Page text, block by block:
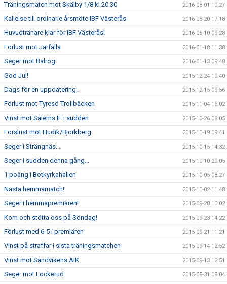
Träningsmatch mot Skälby 1/8 kl 20.30 2016-08-01 10:27
Kallelse till ordinarie årsmöte IBF Västerås 2016-05-20 17:18
Huvudtränare klar för IBF Västerås! 2016-05-10 09:28
Förlust mot Järfälla 2016-01-18 11:38
Seger mot Balrog 2016-01-13 09:48
God Jul! 2015-12-24 10:40
Dags för en uppdatering.. 2015-12-15 09:56
Förlust mot Tyresö Trollbäcken 2015-11-04 16:02
Vinst mot Salems IF i sudden 2015-10-26 08:05
Förslust mot Hudik/Björkberg 2015-10-19 09:41
Seger i Strängnäs... 2015-10-15 14:32
Seger i sudden denna gång... 2015-10-10 20:05
1 poäng i Botkyrkahallen 2015-10-05 08:27
Nästa hemmamatch! 2015-10-02 11:48
Seger i hemmapremiären! 2015-09-28 10:02
Kom och stötta oss på Söndag! 2015-09-23 14:22
Förlust med 6-5 i premiären 2015-09-21 11:21
Vinst på straffar i sista träningsmatchen 2015-09-14 12:52
Vinst mot Sandvikens AIK 2015-09-13 12:51
Seger mot Lockerud 2015-08-31 08:04